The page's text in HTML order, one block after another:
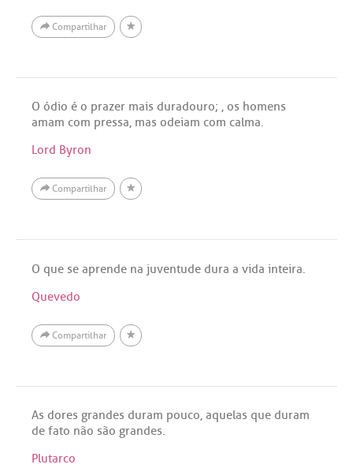
Compartilhar
O ódio é o prazer mais duradouro; , os homens
amam com pressa, mas odeiam com calma.
Lord Byron
Compartilhar
O que se aprende na juventude dura a vida inteira.
Quevedo
Compartilhar
As dores grandes duram pouco, aquelas que duram
de fato não são grandes.
Plutarco